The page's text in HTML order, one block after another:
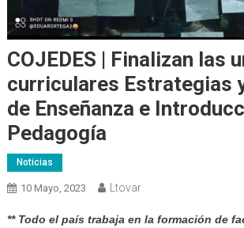
COJEDES | Finalizan las
curriculares Estrategias
de Enseñanza e
Pedagogía
Noticias
10 Mayo, 2023 Ltovar
** Todo el país trabaja en la formación de